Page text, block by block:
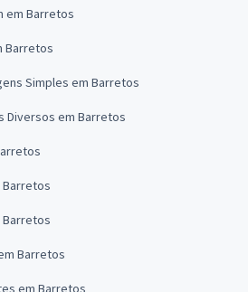
em Barretos
Barretos
Simples em Barretos
Diversos em Barretos
Barretos
Barretos
Barretos
em Barretos